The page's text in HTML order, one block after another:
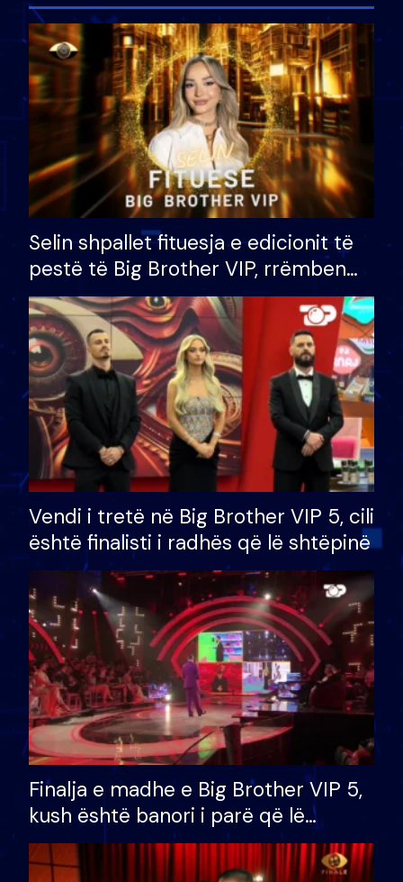
Selin shpallet fituesja e edicionit të
pestë të Big Brother VIP, rrëmben
çmimin e madh prej 100 mijë eurosh
Vendi i tretë në Big Brother VIP 5, cili
është finalisti i radhës që lë shtëpinë
Finalja e madhe e Big Brother VIP 5,
kush është banori i parë që lë
shtëpinë dhe humb mundësinë për
të fituar çmimin e madh